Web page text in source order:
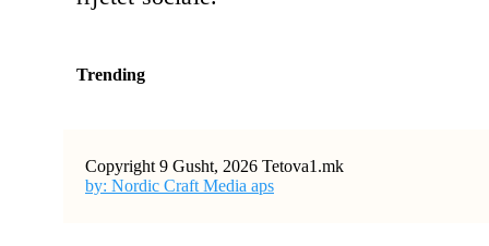
Trending
Copyright 9 Gusht, 2026 Tetova1.mk
by: Nordic Craft Media aps